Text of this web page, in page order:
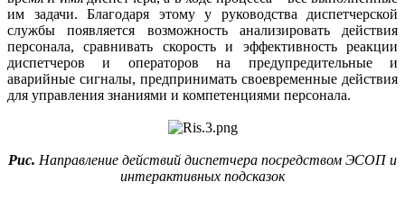
им задачи. Благодаря этому у руководства диспетчерской
службы появляется возможность анализировать действия
персонала, сравнивать скорость и эффективность реакции
диспетчеров и операторов на предупредительные и
аварийные сигналы, предпринимать своевременные действия
для управления знаниями и компетенциями персонала.
Рис. Направление действий диспетчера посредством ЭСОП и
интерактивных подсказок